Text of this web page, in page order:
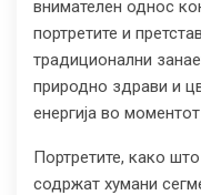
внимателен однос
портретите и
традиционални
природно здрави и
енергија во
Портретите, како што
содржат хумани